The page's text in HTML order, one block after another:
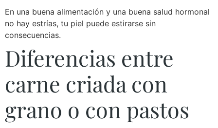
En una buena alimentación y una buena salud hormonal
no hay estrías, tu piel puede estirarse sin
consecuencias.
Diferencias entre
carne criada con
grano o con pastos